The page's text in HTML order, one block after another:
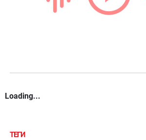
Loading...
ТЕГИ